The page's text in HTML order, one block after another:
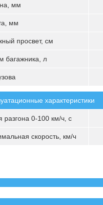
мм
мм
просвет, см
багажника, л
характеристики
разгона 0-100 км/ч, с
скорость, км/ч